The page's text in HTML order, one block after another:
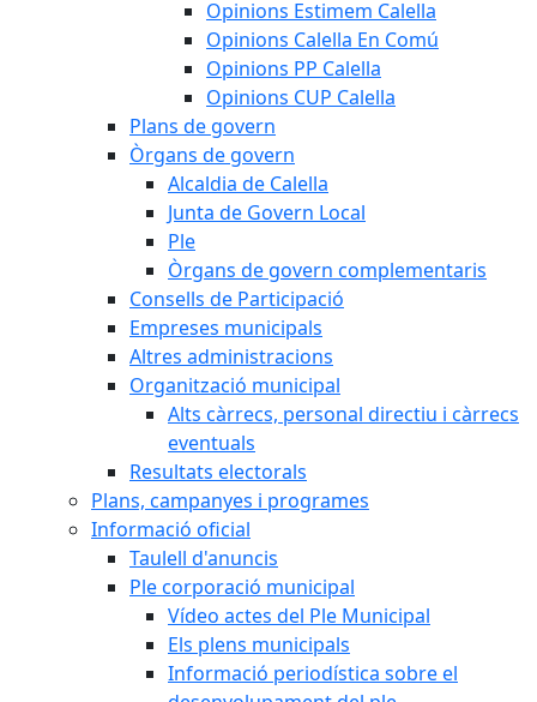
Opinions Estimem Calella
Opinions Calella En Comú
Opinions PP Calella
Opinions CUP Calella
Plans de govern
Òrgans de govern
Alcaldia de Calella
Junta de Govern Local
Ple
Òrgans de govern complementaris
Consells de Participació
Empreses municipals
Altres administracions
Organització municipal
Alts càrrecs, personal directiu i càrrecs
eventuals
Resultats electorals
Plans, campanyes i programes
Informació oficial
Taulell d'anuncis
Ple corporació municipal
Vídeo actes del Ple Municipal
Els plens municipals
Informació periodística sobre el